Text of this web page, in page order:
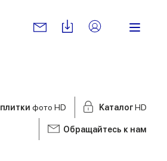
плитки фото HD KаталогHD
Обращайтесь к нам